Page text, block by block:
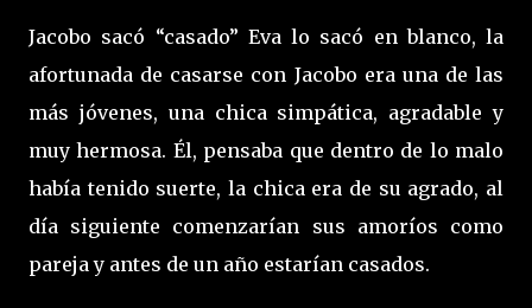
Jacobo sacó “casado” Eva lo sacó en blanco, la
afortunada de casarse con Jacobo era una de las
más jóvenes, una chica simpática, agradable y
muy hermosa. Él, pensaba que dentro de lo malo
había tenido suerte, la chica era de su agrado, al
día siguiente comenzarían sus amoríos como
pareja y antes de un año estarían casados.